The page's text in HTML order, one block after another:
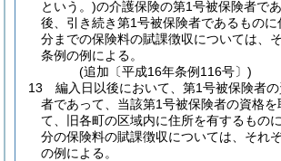
という。)の介護保険の第1号被保険者で
後、引き続き第1号被保険者であるもの
分までの保険料の賦課徴収については、
条例の例による。
(追加〔平成16年条例116号〕)
13
編入日以後において、第1号被保険者
者であって、当該第1号被保険者の資格
て、旧各町の区域内に住所を有するもの
分の保険料の賦課徴収については、それ
の例による。